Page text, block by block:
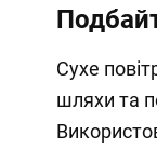
Сухе
шляхи та